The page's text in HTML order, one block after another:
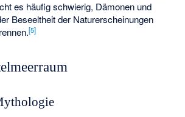
es häufig schwierig, Dämonen und
Beseeltheit der Naturerscheinungen
[5]